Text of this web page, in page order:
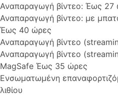
Αναπαραγωγή βίντεο: Έως 27
Αναπαραγωγή βίντεο: με
Έως 40 ώρες
Αναπαραγωγή βίντεο
Αναπαραγωγή βίντεο
MagSafe Έως 35 ώρες
Ενσωματωμένη
λιθίου